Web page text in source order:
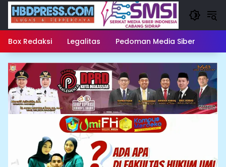
Langsung
konten
Box Redaksi Legalitas Pedoman Media Siber